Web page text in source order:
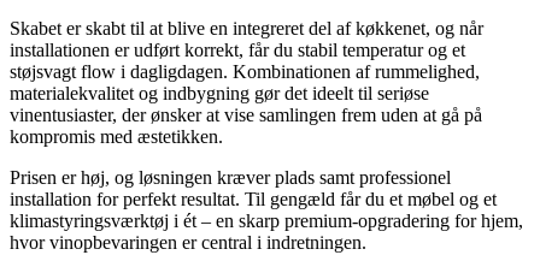
Skabet er skabt til at blive en integreret del af køkkenet, og når
installationen er udført korrekt, får du stabil temperatur og et
støjsvagt flow i dagligdagen. Kombinationen af rummelighed,
materialekvalitet og indbygning gør det ideelt til seriøse
vinentusiaster, der ønsker at vise samlingen frem uden at gå på
kompromis med æstetikken.
Prisen er høj, og løsningen kræver plads samt professionel
installation for perfekt resultat. Til gengæld får du et møbel og et
klimastyringsværktøj i ét – en skarp premium-opgradering for hjem,
hvor vinopbevaringen er central i indretningen.